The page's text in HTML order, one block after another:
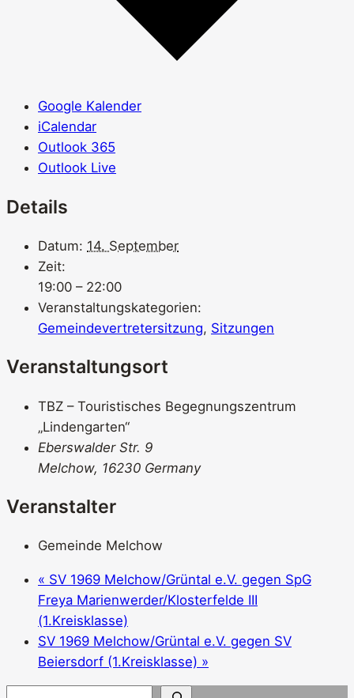
Google Kalender
iCalendar
Outlook 365
Outlook Live
Details
Datum: 14. September
Zeit:
19:00 – 22:00
Veranstaltungskategorien:
Gemeindevertretersitzung, Sitzungen
Veranstaltungsort
TBZ – Touristisches Begegnungszentrum
„Lindengarten“
Eberswalder Str. 9
Melchow, 16230 Germany
Veranstalter
Gemeinde Melchow
« SV 1969 Melchow/Grüntal e.V. gegen SpG
Freya Marienwerder/​Klosterfelde III
(1.Kreisklasse)
SV 1969 Melchow/Grüntal e.V. gegen SV
Beiersdorf (1.Kreisklasse) »